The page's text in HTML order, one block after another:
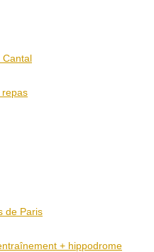
Cantal
repas
de Paris
+ hippodrome